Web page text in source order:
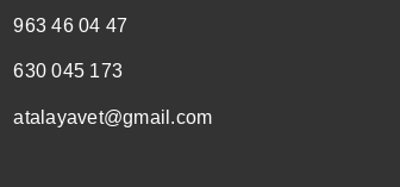
963 46 04 47
630 045 173
atalayavet@gmail.com